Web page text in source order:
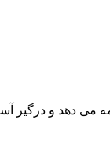
می دهد و